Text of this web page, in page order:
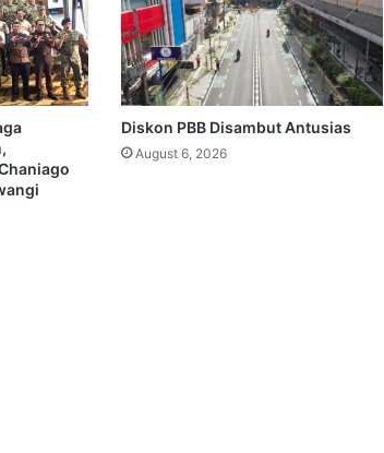
Diskon PBB Disambut Antusias
August 6, 2026